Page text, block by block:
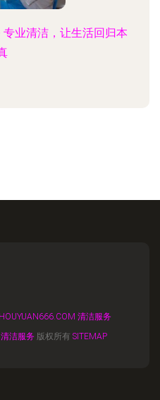
业清洁，让生活回归本
清洁服务
清洁服务 版权所有 SITEMAP